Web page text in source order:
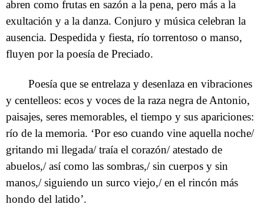
abren como frutas en sazón a la pena, pero más a la
exultación y a la danza. Conjuro y música celebran la
ausencia. Despedida y fiesta, río torrentoso o manso,
fluyen por la poesía de Preciado.
Poesía que se entrelaza y desenlaza en vibraciones
y centelleos: ecos y voces de la raza negra de Antonio,
paisajes, seres memorables, el tiempo y sus apariciones:
río de la memoria. ‘Por eso cuando vine aquella noche/
gritando mi llegada/ traía el corazón/ atestado de
abuelos,/ así como las sombras,/ sin cuerpos y sin
manos,/ siguiendo un surco viejo,/ en el rincón más
hondo del latido’.